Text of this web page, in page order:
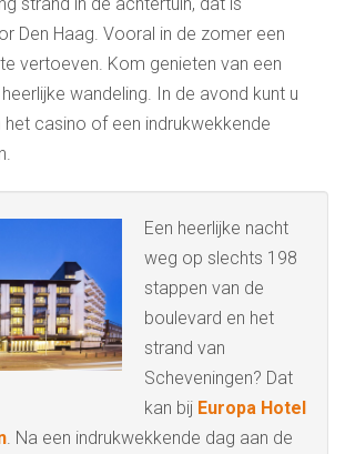
Den Haag. Vooral in de zomer een
vertoeven. Kom genieten van een
wandeling. In de avond kunt u
het casino of een indrukwekkende
Een heerlijke nacht
weg op slechts 198
stappen van de
boulevard en het
strand van
Scheveningen? Dat
kan bij Europa Hotel
. Na een indrukwekkende dag aan de